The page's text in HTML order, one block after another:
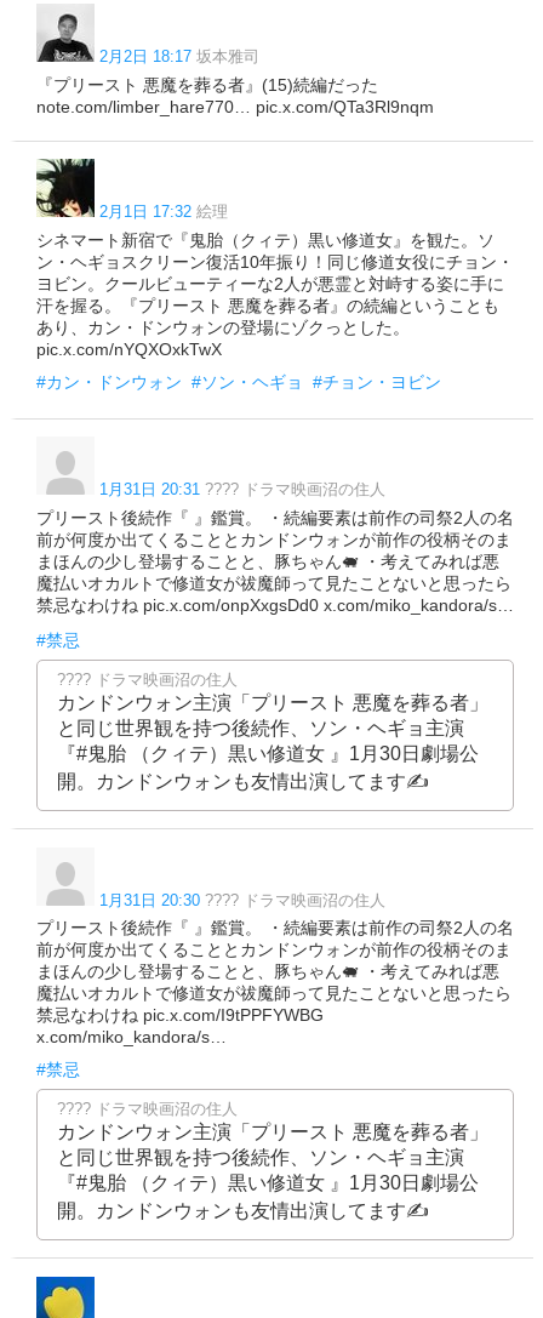
2月2日 18:17 坂本雅司
『プリースト 悪魔を葬る者』(15)続編だった
note.com/limber_hare770… pic.x.com/QTa3Rl9nqm
2月1日 17:32 絵理
シネマート新宿で『鬼胎（クィテ）黒い修道女』を観た。ソ
ン・ヘギョスクリーン復活10年振り！同じ修道女役にチョン・
ヨビン。クールビューティーな2人が悪霊と対峙する姿に手に
汗を握る。『プリースト 悪魔を葬る者』の続編ということも
あり、カン・ドンウォンの登場にゾクっとした。
pic.x.com/nYQXOxkTwX
#カン・ドンウォン #ソン・ヘギョ #チョン・ヨビン
1月31日 20:31 ???? ドラマ映画沼の住人
プリースト後続作『 』鑑賞。 ・続編要素は前作の司祭2人の名
前が何度か出てくることとカンドンウォンが前作の役柄そのま
まほんの少し登場することと、豚ちゃん🐖 ・考えてみれば悪
魔払いオカルトで修道女が祓魔師って見たことないと思ったら
禁忌なわけね pic.x.com/onpXxgsDd0 x.com/miko_kandora/s…
#禁忌
???? ドラマ映画沼の住人
カンドンウォン主演「プリースト 悪魔を葬る者」
と同じ世界観を持つ後続作、ソン・ヘギョ主演
『#鬼胎 （クィテ）黒い修道女 』1月30日劇場公
開。カンドンウォンも友情出演してます✍️
1月31日 20:30 ???? ドラマ映画沼の住人
プリースト後続作『 』鑑賞。 ・続編要素は前作の司祭2人の名
前が何度か出てくることとカンドンウォンが前作の役柄そのま
まほんの少し登場することと、豚ちゃん🐖 ・考えてみれば悪
魔払いオカルトで修道女が祓魔師って見たことないと思ったら
禁忌なわけね pic.x.com/I9tPPFYWBG
x.com/miko_kandora/s…
#禁忌
???? ドラマ映画沼の住人
カンドンウォン主演「プリースト 悪魔を葬る者」
と同じ世界観を持つ後続作、ソン・ヘギョ主演
『#鬼胎 （クィテ）黒い修道女 』1月30日劇場公
開。カンドンウォンも友情出演してます✍️